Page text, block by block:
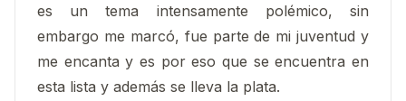
es un tema intensamente polémico, sin
embargo me marcó, fue parte de mi juventud y
me encanta y es por eso que se encuentra en
esta lista y además se lleva la plata.